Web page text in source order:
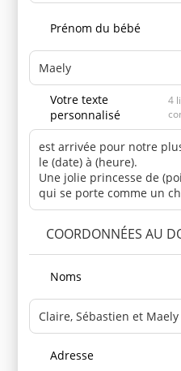
Prénom du bébé
Votre texte
personnalisé
4
COORDONNÉES AU
Noms
Adresse